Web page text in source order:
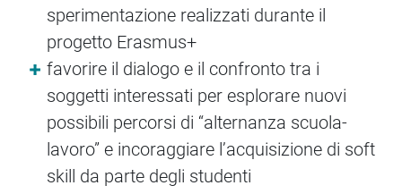
sperimentazione realizzati durante il
progetto Erasmus+
favorire il dialogo e il confronto tra i
soggetti interessati per esplorare nuovi
possibili percorsi di “alternanza scuola-
lavoro” e incoraggiare l’acquisizione di soft
skill da parte degli studenti